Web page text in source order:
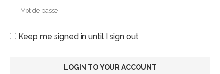
Keep me signed in until I sign out